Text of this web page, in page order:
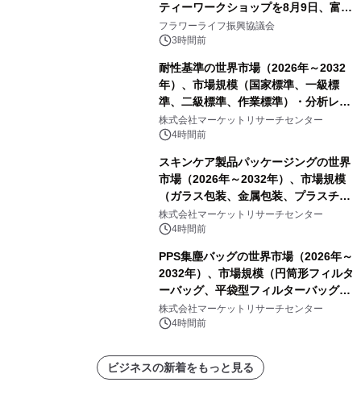
ティーワークショップを8月9日、富
山・射水で開催
フラワーライフ振興協議会
3時間前
耐性基準の世界市場（2026年～2032
年）、市場規模（国家標準、一級標
準、二級標準、作業標準）・分析レポ
ートを発表
株式会社マーケットリサーチセンター
4時間前
スキンケア製品パッケージングの世界
市場（2026年～2032年）、市場規模
（ガラス包装、金属包装、プラスチッ
ク包装、その他）・分析レポートを発
表
株式会社マーケットリサーチセンター
4時間前
PPS集塵バッグの世界市場（2026年～
2032年）、市場規模（円筒形フィルタ
ーバッグ、平袋型フィルターバッグ、
プリーツフィルターバッグ、その
他）・分析レポートを発表
株式会社マーケットリサーチセンター
4時間前
ビジネスの新着をもっと見る